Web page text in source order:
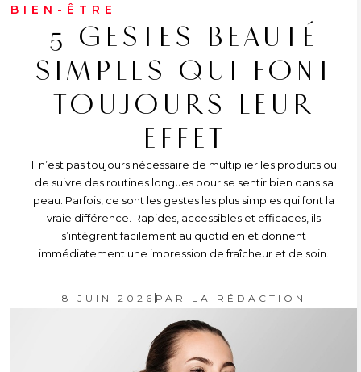
BIEN-ÊTRE
5 GESTES BEAUTÉ
SIMPLES QUI FONT
TOUJOURS LEUR
EFFET
Il n’est pas toujours nécessaire de multiplier les produits ou
de suivre des routines longues pour se sentir bien dans sa
peau. Parfois, ce sont les gestes les plus simples qui font la
vraie différence. Rapides, accessibles et efficaces, ils
s’intègrent facilement au quotidien et donnent
immédiatement une impression de fraîcheur et de soin.
8 JUIN 2026 PAR LA RÉDACTION